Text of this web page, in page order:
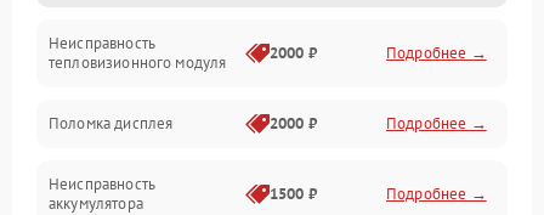
Матрица
Неисправность
тепловизионного модуля
2000 ₽ Подробнее →
Поломка дисплея 2000 ₽ Подробнее →
Неисправность
аккумулятора
1500 ₽ Подробнее →